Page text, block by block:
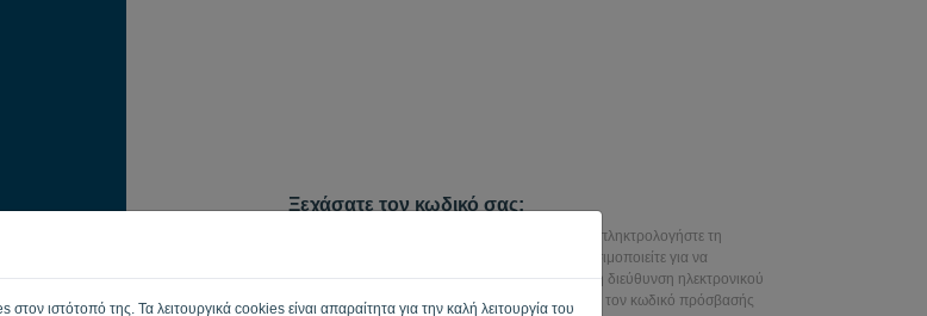
ιστότοπό της. Τα λειτουργικά cookies είναι απαραίτητα για την καλή λειτουργία του
Ξεχάσατε τον κωδικό σας;
Για να επαναφέρετε τον κωδικό πρόσβασής σας, πληκτρολογήστε τη
διεύθυνση ηλεκτρονικού ταχυδρομείου που χρησιμοποιείτε για να
συνδεθείτε. Ένας σύνδεσμος θα σταλεί σε αυτή τη διεύθυνση ηλεκτρονικού
ταχυδρομείου, επιτρέποντάς σας να επαναφέρετε τον κωδικό πρόσβασής